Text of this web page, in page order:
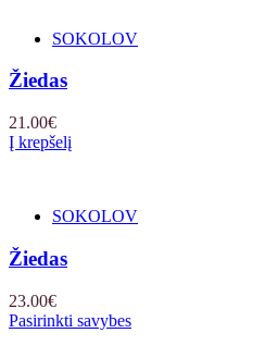
SOKOLOV
Žiedas
21.00€
Į krepšelį
SOKOLOV
Žiedas
23.00€
Pasirinkti savybes